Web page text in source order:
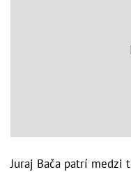
Juraj Bača patrí medzi